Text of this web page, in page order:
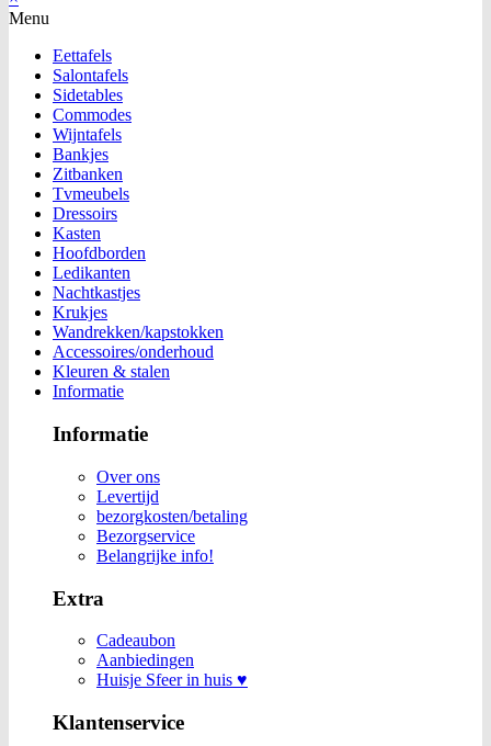
Menu
Eettafels
Salontafels
Sidetables
Commodes
Wijntafels
Bankjes
Zitbanken
Tvmeubels
Dressoirs
Kasten
Hoofdborden
Ledikanten
Nachtkastjes
Krukjes
Wandrekken/kapstokken
Accessoires/onderhoud
Kleuren & stalen
Informatie
Informatie
Over ons
Levertijd
bezorgkosten/betaling
Bezorgservice
Belangrijke info!
Extra
Cadeaubon
Aanbiedingen
Huisje Sfeer in huis ♥
Klantenservice